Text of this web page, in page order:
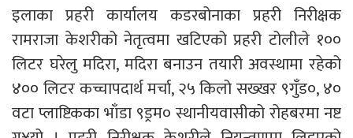
इलाका प्रहरी कार्यालय कडरबोनाका प्रहरी निरीक्षक
रामराजा केशरीको नेतृत्वमा खटिएको प्रहरी टोलीले १००
लिटर घरेलु मदिरा, मदिरा बनाउन तयारी अवस्थामा रहेको
४०० लिटर कच्चापदार्थ मर्चा, २५ किलो सख्खर ९गुँड०, ४०
वटा प्लाष्टिकका भाँडा ९ड्रम० स्थानीयवासीको रोहबरमा नष्ट